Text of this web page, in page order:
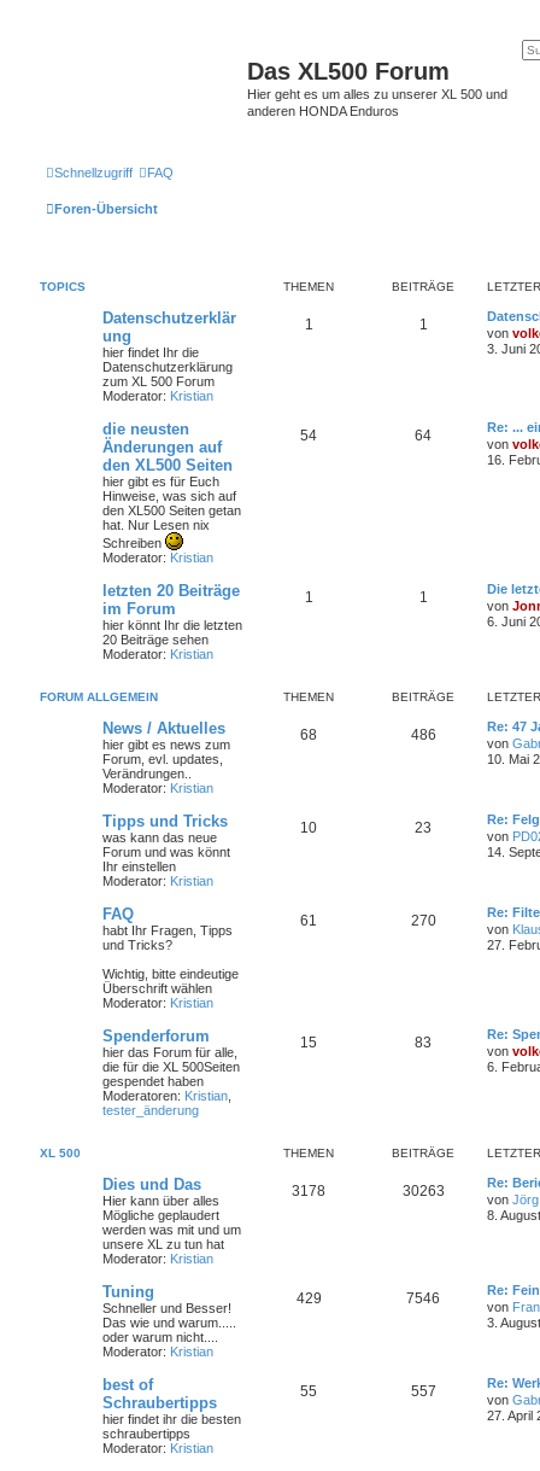
Das XL500 Forum
Hier geht es um alles zu unserer XL 500 und
anderen HONDA Enduros
Schnellzugriff FAQ
Foren-Übersicht
TOPICS THEMEN BEITRÄGE
Datenschutzerklär
ung
hier findet Ihr die
Datenschutzerklärung
zum XL 500 Forum
Moderator: Kristian
1 1
von
3. Juni
die neusten
Änderungen auf
den XL500 Seiten
hier gibt es für Euch
Hinweise, was sich auf
den XL500 Seiten getan
hat. Nur Lesen nix
Schreiben
Moderator: Kristian
54 64
Re: ...
von
16.
letzten 20 Beiträge
im Forum
hier könnt Ihr die letzten
20 Beiträge sehen
Moderator: Kristian
1 1
Die
von
6. Juni
FORUM ALLGEMEIN THEMEN BEITRÄGE
News / Aktuelles
hier gibt es news zum
Forum, evl. updates,
Verändrungen..
Moderator: Kristian
68 486
Re: 47
von
10. Mai
Tipps und Tricks
was kann das neue
Forum und was könnt
Ihr einstellen
Moderator: Kristian
10 23
Re:
von
14.
FAQ
habt Ihr Fragen, Tipps
und Tricks?
Wichtig, bitte eindeutige
Überschrift wählen
Moderator: Kristian
61 270
Re:
von
27.
Spenderforum
hier das Forum für alle,
die für die XL 500Seiten
gespendet haben
Moderatoren: Kristian
tester_änderung
15 83
Re:
von
6.
XL 500 THEMEN BEITRÄGE
Dies und Das
Hier kann über alles
Mögliche geplaudert
werden was mit und um
unsere XL zu tun hat
Moderator: Kristian
3178 30263
Re:
von Jörg
8.
Tuning
Schneller und Besser!
Das wie und warum.....
oder warum nicht....
Moderator: Kristian
429 7546
Re:
von
3.
best of
Schraubertipps
hier findet ihr die besten
schraubertipps
Moderator: Kristian
55 557
Re:
von
27. April